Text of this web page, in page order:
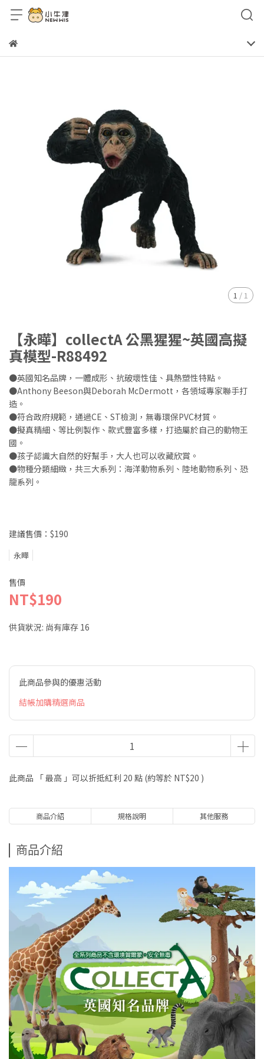
1 / 1
【永曄】collectA 公黑猩猩~英國高擬
真模型-R88492
●英國知名品牌，一體成形、抗破壞性佳、具熱塑性特點。
●Anthony Beeson與Deborah McDermott，各領域專家聯手打
造。
●符合政府規範，通過CE、ST檢測，無毒環保PVC材質。
●擬真精細、等比例製作、款式豐富多樣，打造屬於自己的動物王
國。
●孩子認識大自然的好幫手，大人也可以收藏欣賞。
●物種分類細緻，共三大系列：海洋動物系列、陸地動物系列、恐
龍系列。
建議售價：$190
永曄
售價
NT$190
供貨狀況: 尚有庫存 16
此商品參與的優惠活動
結帳加購精選商品
此商品 「 最高 」可以折抵紅利 20 點 (約等於 NT$20 )
商品介紹 規格說明 其他服務
商品介紹